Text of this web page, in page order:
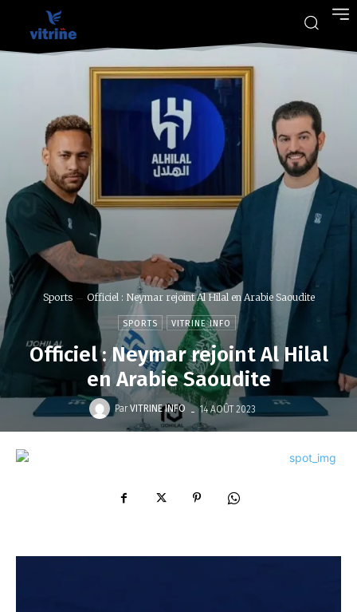
Sports Officiel : Neymar rejoint Al Hilal en Arabie Saoudite
SPORTS VITRINE INFO
Officiel : Neymar rejoint Al Hilal
en Arabie Saoudite
Par VITRINE INFO - 14 AOÛT 2023